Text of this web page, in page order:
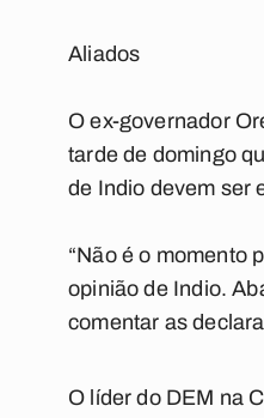
Aliados
O ex-governador
tarde de domingo
de Indio devem ser
“Não é o momento
opinião de Indio.
comentar as
O líder do DEM na